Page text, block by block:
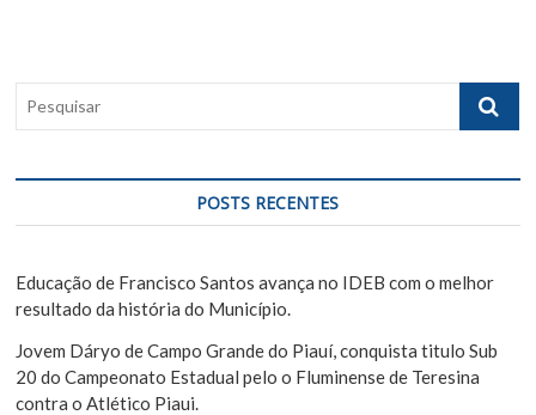
ã
o
P
o
s
t
t
:
:
q
i
a
POSTS RECENTES
Educação de Francisco Santos avança no IDEB com o melhor
resultado da história do Município.
Jovem Dáryo de Campo Grande do Piauí, conquista titulo Sub
20 do Campeonato Estadual pelo o Fluminense de Teresina
contra o Atlético Piaui.